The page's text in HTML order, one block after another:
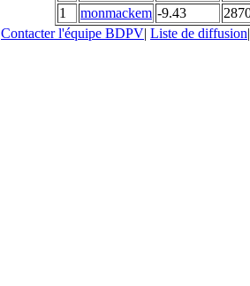
1
monmackem -9.43
Contacter l'équipe BDPV| Liste de diffusion